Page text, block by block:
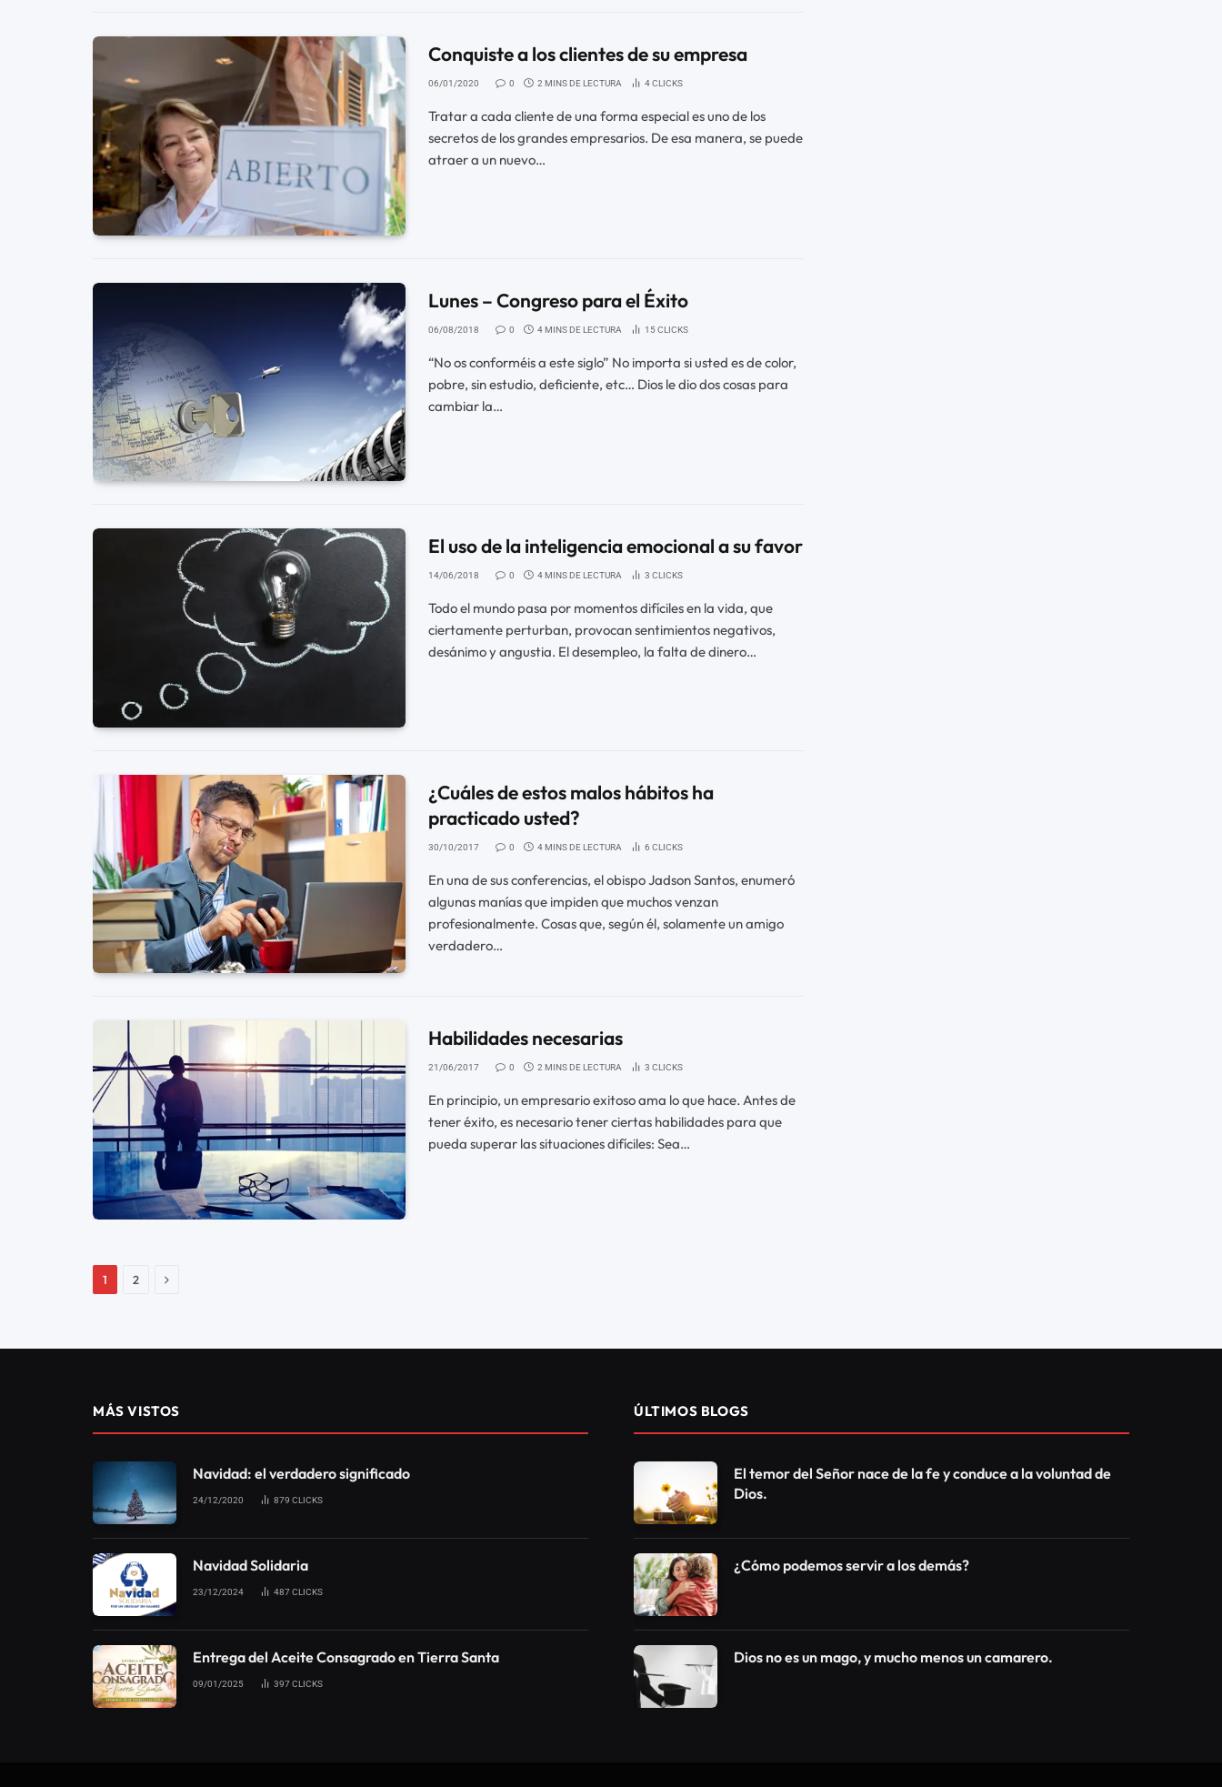
Conquiste a los clientes de su empresa
06/01/2020 0 2 MINS DE LECTURA 4CLICKS
Tratar a cada cliente de una forma especial es uno de los
secretos de los grandes empresarios. De esa manera, se puede
atraer a un nuevo…
Lunes – Congreso para el Éxito
06/08/2018 0 4 MINS DE LECTURA 15CLICKS
“No os conforméis a este siglo” No importa si usted es de color,
pobre, sin estudio, deficiente, etc… Dios le dio dos cosas para
cambiar la…
El uso de la inteligencia emocional a su favor
14/06/2018 0 4 MINS DE LECTURA 3CLICKS
Todo el mundo pasa por momentos difíciles en la vida, que
ciertamente perturban, provocan sentimientos negativos,
desánimo y angustia. El desempleo, la falta de dinero…
¿Cuáles de estos malos hábitos ha
practicado usted?
30/10/2017 0 4 MINS DE LECTURA 6CLICKS
En una de sus conferencias, el obispo Jadson Santos, enumeró
algunas manías que impiden que muchos venzan
profesionalmente. Cosas que, según él, solamente un amigo
verdadero…
Habilidades necesarias
21/06/2017 0 2 MINS DE LECTURA 3CLICKS
En principio, un empresario exitoso ama lo que hace. Antes de
tener éxito, es necesario tener ciertas habilidades para que
pueda superar las situaciones difíciles: Sea…
1 2 Siguiente
MÁS VISTOS
Navidad: el verdadero significado
24/12/2020 879 CLICKS
Navidad Solidaria
23/12/2024 487 CLICKS
Entrega del Aceite Consagrado en Tierra Santa
09/01/2025 397 CLICKS
ÚLTIMOS BLOGS
El temor del Señor nace de la fe y conduce a la voluntad de
Dios.
¿Cómo podemos servir a los demás?
Dios no es un mago, y mucho menos un camarero.